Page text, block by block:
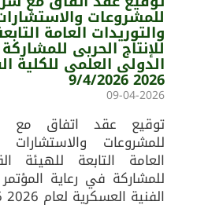
للمشروعات
والتوريدات العامة
للإنتاج الحربى
الدولى العلمى للكلية
2026 9/4/2026
09-04-2026
توقيع عقد اتفاق مع
للمشروعات والاستشارات
العامة التابعة للهيئة
للمشاركة في رعاية
الفنية العسكرية لعام 2026 9/4/2026